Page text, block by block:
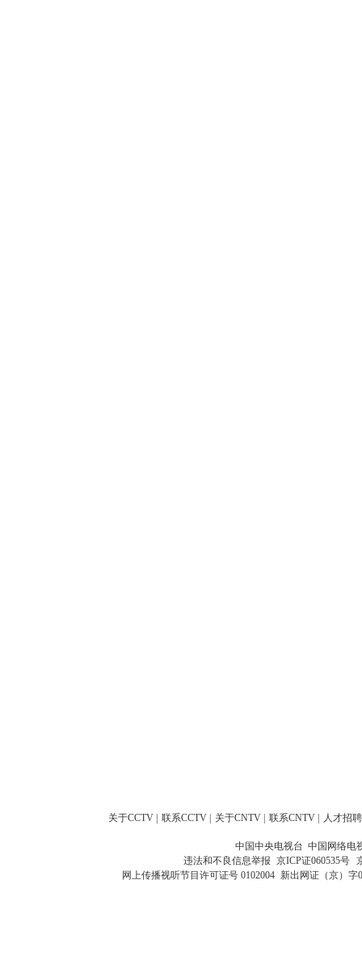
关于CCTV 联系CCTV 关于CNTV 联系CNTV 人才招聘
中国中央电视台 中国网络电
违法和不良信息举报 京ICP证060535号
网上传播视听节目许可证号 0102004 新出网证（京）